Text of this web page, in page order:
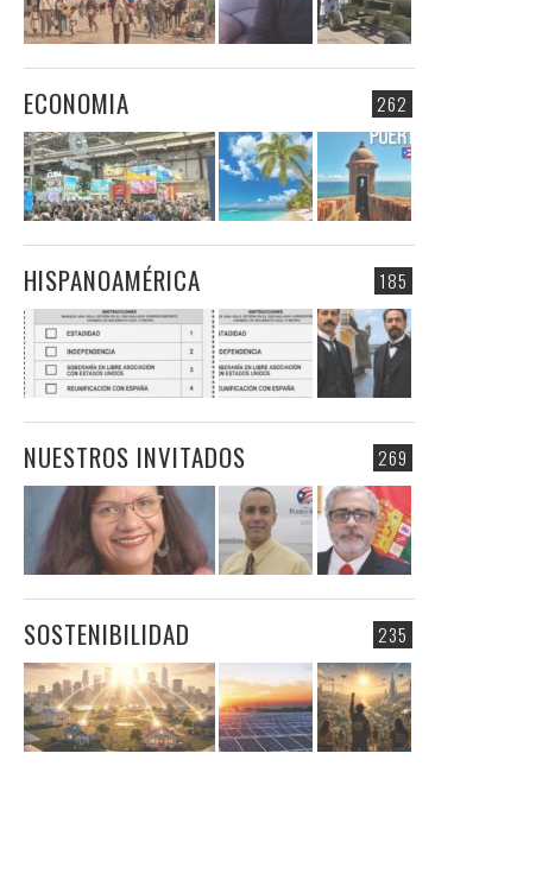
262
ECONOMIA
185
HISPANOAMÉRICA
269
NUESTROS INVITADOS
235
SOSTENIBILIDAD